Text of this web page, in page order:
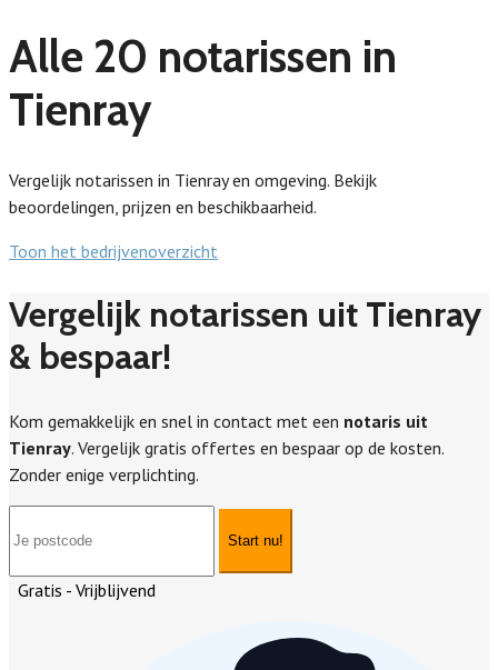
Alle 20 notarissen in
Tienray
Vergelijk notarissen in Tienray en omgeving. Bekijk
beoordelingen, prijzen en beschikbaarheid.
Toon het bedrijvenoverzicht
Vergelijk notarissen uit Tienray
& bespaar!
Kom gemakkelijk en snel in contact met een notaris uit
Tienray. Vergelijk gratis offertes en bespaar op de kosten.
Zonder enige verplichting.
Start nu!
Gratis - Vrijblijvend